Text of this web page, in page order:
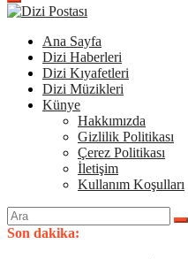
Ana Sayfa
Dizi Haberleri
Dizi Kıyafetleri
Dizi Müzikleri
Künye
Hakkımızda
Gizlilik Politikası
Çerez Politikası
İletişim
Kullanım Koşulları
Arama
yap:
Son dakika: